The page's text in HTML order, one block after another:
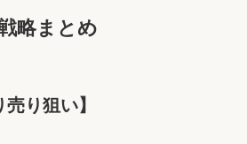
略まとめ
り狙い】